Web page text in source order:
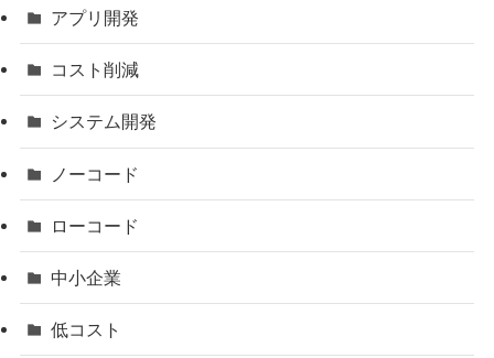
アプリ開発
コスト削減
システム開発
ノーコード
ローコード
中小企業
低コスト